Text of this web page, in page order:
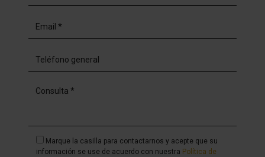
Marque la casilla para contactarnos y acepte que su
información se use de acuerdo con nuestra Política de